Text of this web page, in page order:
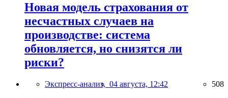
Новая модель страхования от
несчастных случаев на
производстве: система
обновляется, но снизятся ли
риски?
Экспресс-анализ, 04 августа, 12:42 508